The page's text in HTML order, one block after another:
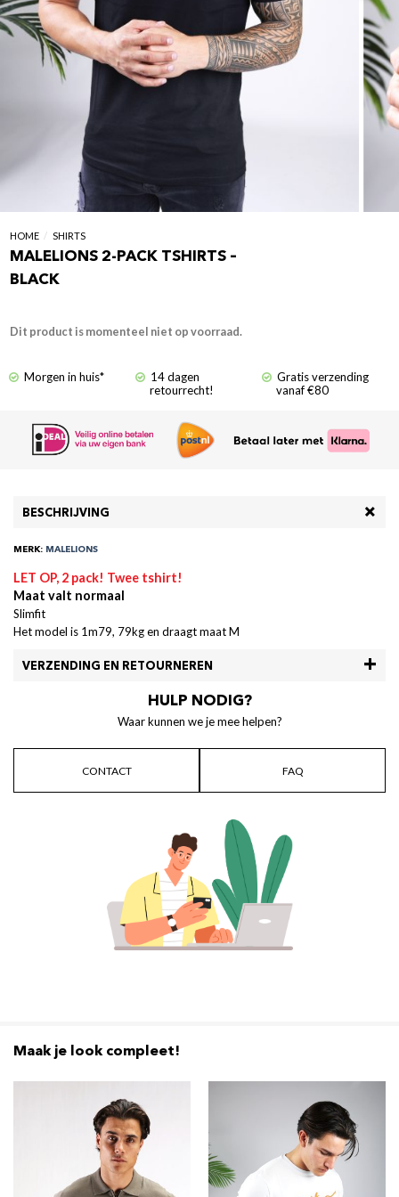
HOME / SHIRTS
MALELIONS 2-PACK TSHIRTS –
BLACK
Dit product is momenteel niet op voorraad.
Morgen in huis*
14 dagen
retourrecht!
Gratis verzending
vanaf €80
BESCHRIJVING
MERK: MALELIONS
LET OP, 2 pack! Twee tshirt!
Maat valt normaal
Slimfit
Het model is 1m79, 79kg en draagt maat M
VERZENDING EN RETOURNEREN
HULP NODIG?
Waar kunnen we je mee helpen?
CONTACT FAQ
Maak je look compleet!